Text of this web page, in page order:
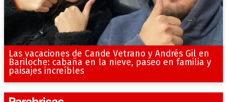
Las vacaciones de Cande Vetrano y Andrés Gil en
Bariloche: cabaña en la nieve, paseo en familia y
paisajes increíbles